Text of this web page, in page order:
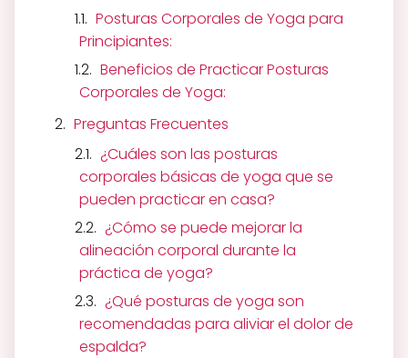
Posturas Corporales de Yoga para
Principiantes:
Beneficios de Practicar Posturas
Corporales de Yoga:
Preguntas Frecuentes
¿Cuáles son las posturas
corporales básicas de yoga que se
pueden practicar en casa?
¿Cómo se puede mejorar la
alineación corporal durante la
práctica de yoga?
¿Qué posturas de yoga son
recomendadas para aliviar el dolor de
espalda?